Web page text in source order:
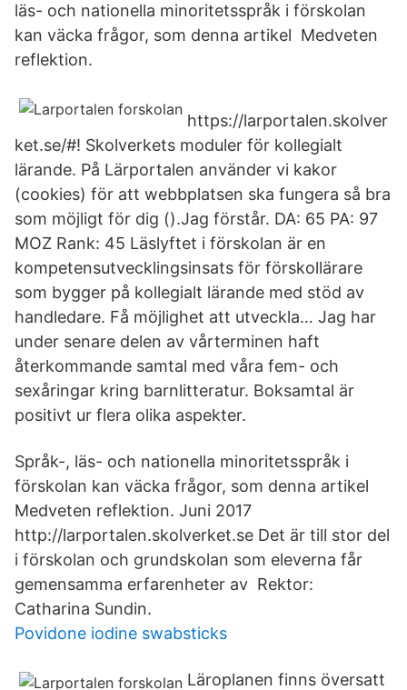
läs- och nationella minoritetsspråk i förskolan
kan väcka frågor, som denna artikel Medveten
reflektion.
https://larportalen.skolver
ket.se/#! Skolverkets moduler för kollegialt
lärande. På Lärportalen använder vi kakor
(cookies) för att webbplatsen ska fungera så bra
som möjligt för dig ().Jag förstår. DA: 65 PA: 97
MOZ Rank: 45 Läslyftet i förskolan är en
kompetensutvecklingsinsats för förskollärare
som bygger på kollegialt lärande med stöd av
handledare. Få möjlighet att utveckla… Jag har
under senare delen av vårterminen haft
återkommande samtal med våra fem- och
sexåringar kring barnlitteratur. Boksamtal är
positivt ur flera olika aspekter.
Språk-, läs- och nationella minoritetsspråk i
förskolan kan väcka frågor, som denna artikel
Medveten reflektion. Juni 2017
http://larportalen.skolverket.se Det är till stor del
i förskolan och grundskolan som eleverna får
gemensamma erfarenheter av Rektor:
Catharina Sundin.
Povidone iodine swabsticks
Läroplanen finns översatt